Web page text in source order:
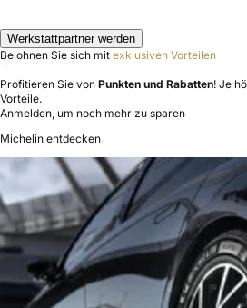
Werkstattpartner werden
Belohnen Sie sich mit exklusiven Vorteilen
Profitieren Sie von Punkten und Rabatten! Je
Vorteile.
Anmelden, um noch mehr zu sparen
Michelin entdecken